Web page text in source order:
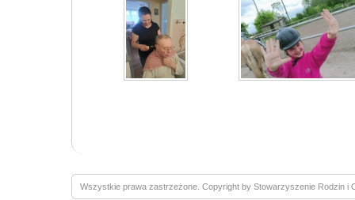
Wszystkie prawa zastrzeżone. Copyright by Stowarzyszenie Rodzin i